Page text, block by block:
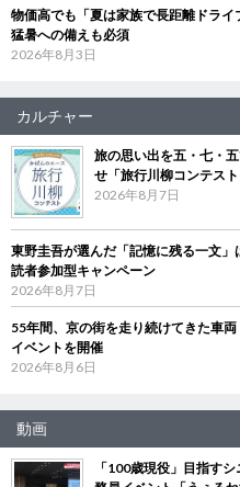
物価高でも「夏は家族で長距離ドラ
猛暑への備えも必須
2026年8月3日
カルチャー
旅の思い出を五・七・
せ「旅行川柳コンテス
2026年8月7日
東野圭吾が選んだ「記憶に残る一文
読者参加型キャンペーン
2026年8月7日
55年間、京の街を走り続けてきた車
イベントを開催
2026年8月6日
動画
「100歳現役」目指す